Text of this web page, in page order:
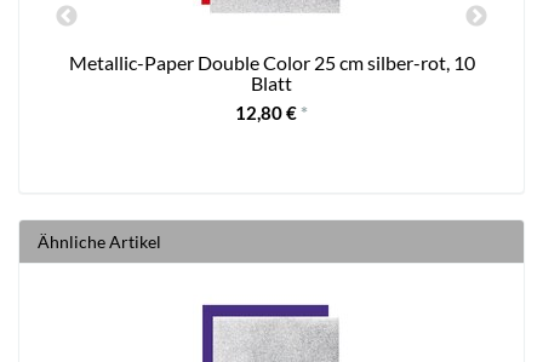
Metallic-Paper Double Color 25 cm silber-rot, 10
Blatt
12,80 € *
Ähnliche Artikel